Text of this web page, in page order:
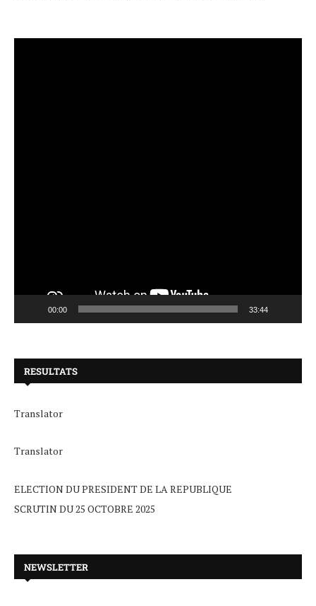
00:00 33:44
RESULTATS
Translator
Translator
ELECTION DU PRESIDENT DE LA REPUBLIQUE
SCRUTIN DU 25 OCTOBRE 2025
NEWSLETTER